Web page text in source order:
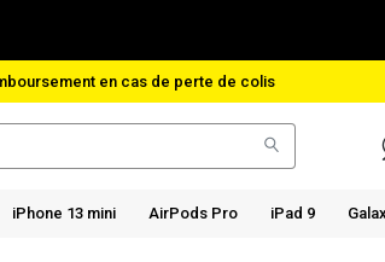
en cas de perte de colis
iPhone 13 mini AirPods Pro iPad 9